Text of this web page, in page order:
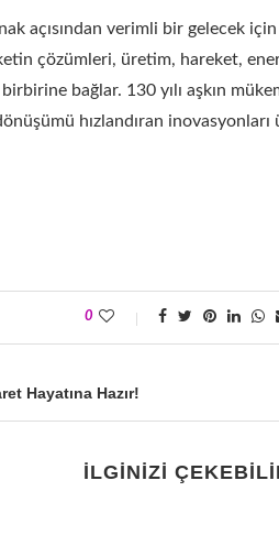
açısından verimli bir gelecek
çözümleri, üretim, hareket,
bağlar. 130 yılı aşkın
hızlandıran
0
Hayatına Hazır!
İLGINIZI